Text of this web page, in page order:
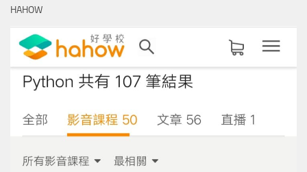
字:
HAHOW